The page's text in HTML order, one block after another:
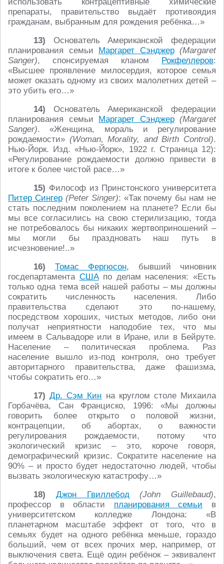
препараты, правительство выдаёт противоядия
гражданам, выбранным для рождения ребёнка…»
13) Основатель Американской федерации
планирования семьи Маргарет Сэнджер (Margaret
Sanger), спонсируемая кланом Рокфеллеров:
«Высшее проявление милосердия, которое семья
может оказать одному из своих малолетних детей –
это убить его…»
14) Основатель Американской федерации
планирования семьи Маргарет Сэнджер (Margaret
Sanger). «Женщина, мораль и регулирование
рождаемости» (Woman, Morality, and Birth Control).
Нью-Йорк. Изд. «Нью-Йорк», 1922 г. Страница 12):
«Регулирование рождаемости должно привести в
итоге к более чистой расе…»
15) Философ из Принстонского университета
Питер Сингер (Peter Singer): «Так почему бы нам не
стать последним поколением на планете? Если бы
мы все согласились на свою стерилизацию, тогда
не потребовалось бы никаких жертвоприношений –
мы могли бы праздновать наш путь в
исчезновение!..»
16)
Томас Фергюсон, бывший чиновник
госдепартамента СШАпо делам населения: «Есть
только одна тема всей нашей работы – мы должны
сократить численность населения. Либо
правительства сделают это по-нашему,
посредством хороших, чистых методов, либо они
получат неприятности наподобие тех, что мы
имеем в Сальвадоре или в Иране, или в Бейруте.
Население – политическая проблема. Раз
население вышло из-под контроля, оно требует
авторитарного правительства, даже фашизма,
чтобы сократить его…»
17) Др. Сэм Кин на круглом столе Михаила
Горбачёва, Сан Франциско, 1996: «Мы должны
говорить более открыто о половой жизни,
контрацепции, об абортах, о важности
регулирования рождаемости, потому что
экологический кризис – это, короче говоря,
демографический кризис. Сократите население на
90% – и просто будет недостаточно людей, чтобы
вызвать экологическую катастрофу…»
18)
Джон Гвиллебод (John Guillebaud),
профессор в области планирования семьи в
университетском колледже Лондона: «В
планетарном масштабе эффект от того, что в
семьях будет на одного ребёнка меньше, гораздо
больший, чем от всех прочих мер, например, от
выключения света. Ещё один ребёнок – эквивалент